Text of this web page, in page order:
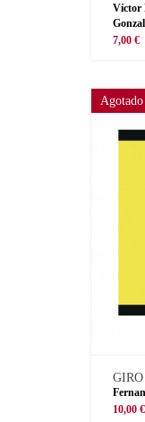
Víctor
7,00 €
Agotado
10,00 €